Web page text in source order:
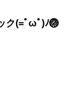
ク(=ﾟωﾟ)ﾉ🏐